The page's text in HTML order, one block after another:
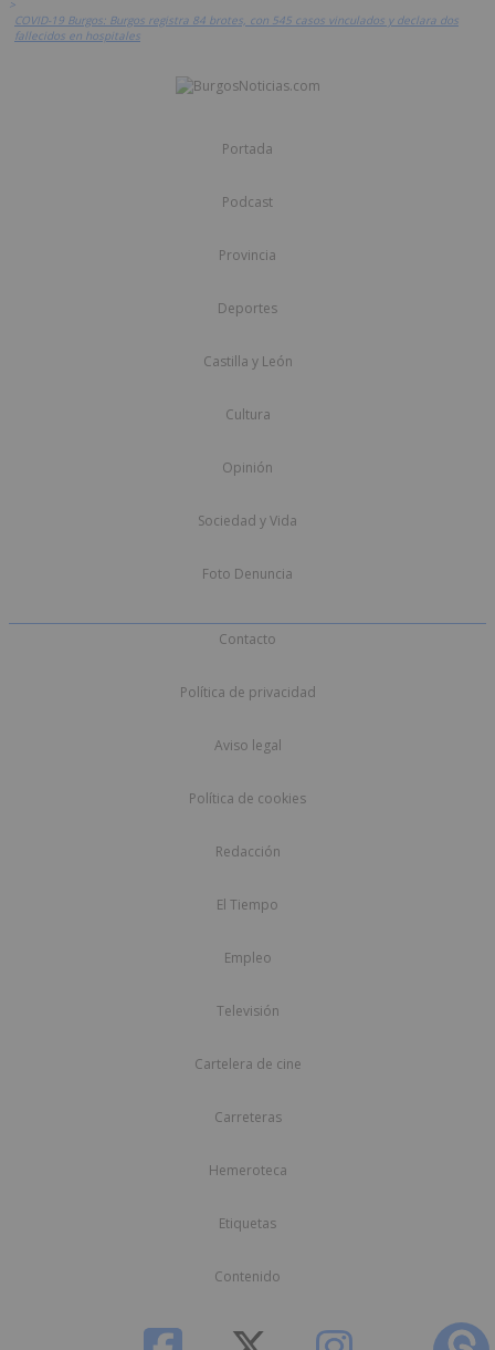
>
COVID-19 Burgos: Burgos registra 84 brotes, con 545 casos vinculados y declara dos
fallecidos en hospitales
Portada
Podcast
Provincia
Deportes
Castilla y León
Cultura
Opinión
Sociedad y Vida
Foto Denuncia
Contacto
Política de privacidad
Aviso legal
Política de cookies
Redacción
El Tiempo
Empleo
Televisión
Cartelera de cine
Carreteras
Hemeroteca
Etiquetas
Contenido